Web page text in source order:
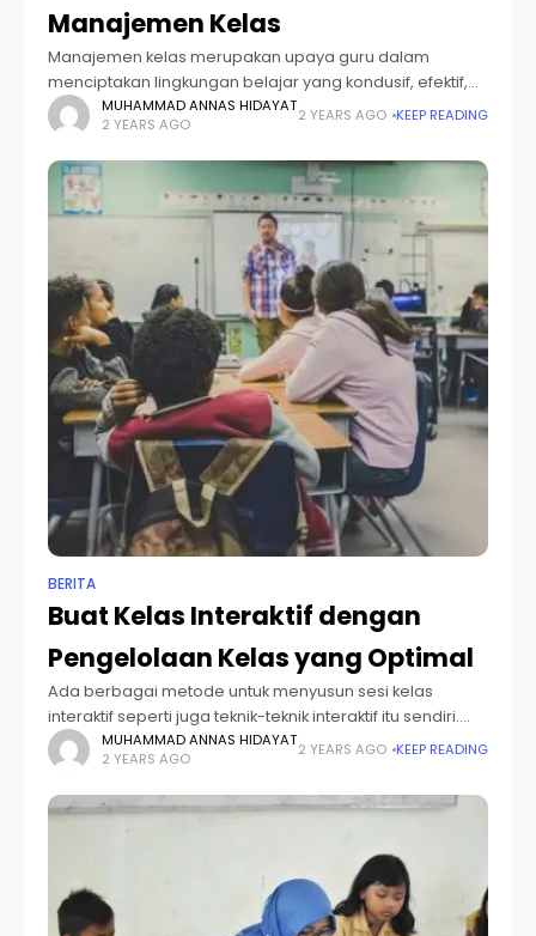
Manajemen Kelas
Manajemen kelas merupakan upaya guru dalam
menciptakan lingkungan belajar yang kondusif, efektif,
dan efisien. Peran guru dalam manajemen kelas
sangatlah krusial. Seorang guru tidak hanya sekedar
menyampaikan materi, tetapi juga
MUHAMMAD ANNAS HIDAYAT
2 YEARS AGO
2 YEARS AGO KEEP READING
BERITA
Buat Kelas Interaktif dengan
Pengelolaan Kelas yang Optimal
Ada berbagai metode untuk menyusun sesi kelas
interaktif seperti juga teknik-teknik interaktif itu sendiri.
Instruktur dapat menambahkan aktivitas tertentu ke
dalam kelas, atau mengintegrasikan beberapa aktivitas
dalam setiap periode kelas.
MUHAMMAD ANNAS HIDAYAT
2 YEARS AGO
2 YEARS AGO KEEP READING